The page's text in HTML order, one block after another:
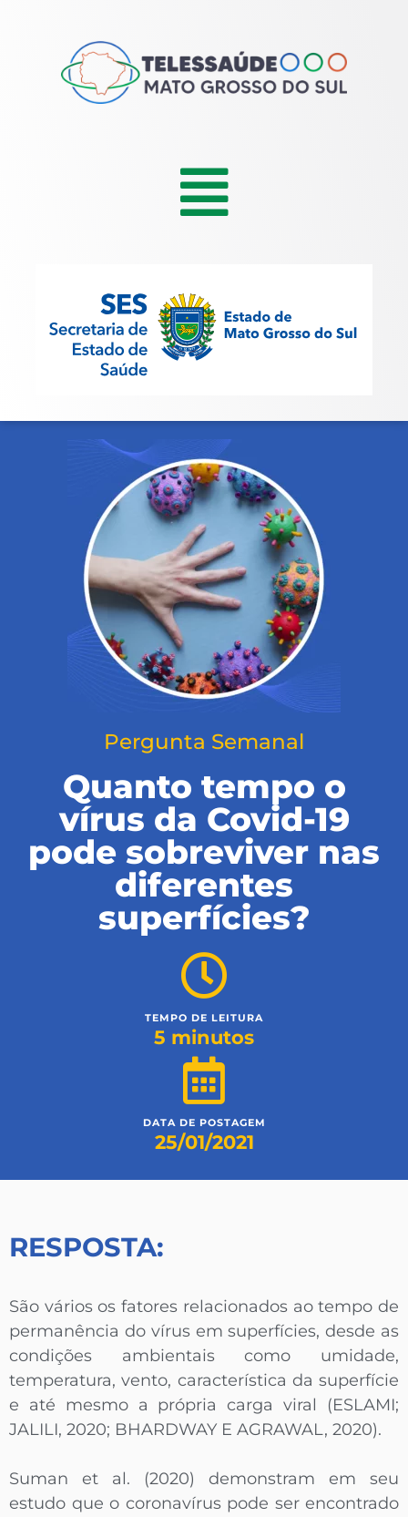
Pergunta Semanal
Quanto tempo o
vírus da Covid-19
pode sobreviver nas
diferentes
superfícies?
TEMPO DE LEITURA
5 minutos
DATA DE POSTAGEM
25/01/2021
RESPOSTA:
São vários os fatores relacionados ao tempo de
permanência do vírus em superfícies, desde as
condições ambientais como umidade,
temperatura, vento, característica da superfície
e até mesmo a própria carga viral (ESLAMI;
JALILI, 2020; BHARDWAY E AGRAWAL, 2020).
Suman et al. (2020) demonstram em seu
estudo que o coronavírus pode ser encontrado